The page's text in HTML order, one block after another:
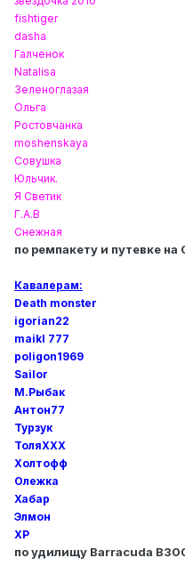
fishtiger
dasha
Галченок
Natalisa
Зеленоглазая
Ольга
Ростовчанка
moshenskaya
Совушка
Юльчик.
Я Светик
Г.А.В
Снежная
по ремпакету и путевке
Кавалерам:
Death monster
igorian22
maikl 777
poligon1969
Sailor
М.Рыбак
Антон77
Турзук
ТоляХХХ
Холтофф
Олежка
Хабар
Элмон
XP
по удилищу Barracuda